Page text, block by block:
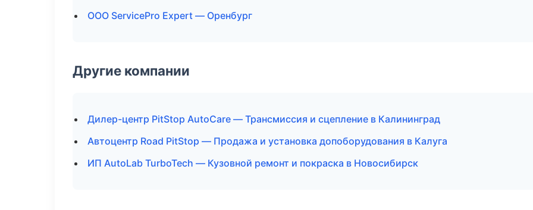
ООО ServicePro Expert — Оренбург
Другие компании
Дилер-центр PitStop AutoCare — Трансмиссия и сцепление в Калининград
Автоцентр Road PitStop — Продажа и установка допоборудования в Калуга
ИП AutoLab TurboTech — Кузовной ремонт и покраска в Новосибирск